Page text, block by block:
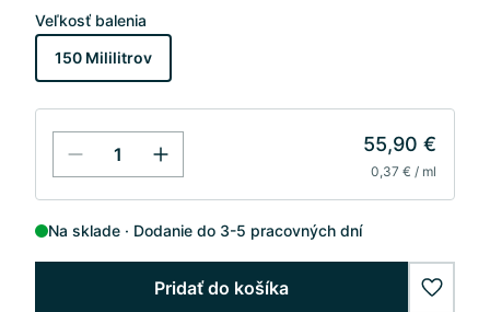
Veľkosť balenia
150 Mililitrov
55,90 €
0,37 € / ml
Na sklade Dodanie do 3-5 pracovných dní
Pridať do košíka